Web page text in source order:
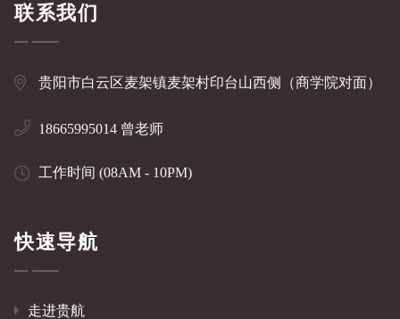
联系我们
贵阳市白云区麦架镇麦架村印台山西侧（商学院对面）
18665995014 曾老师
工作时间 (08AM - 10PM)
快速导航
走进贵航